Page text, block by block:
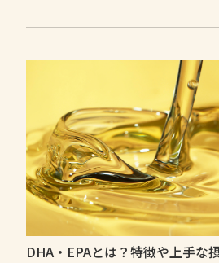
DHA・EPAとは？特徴や上手な